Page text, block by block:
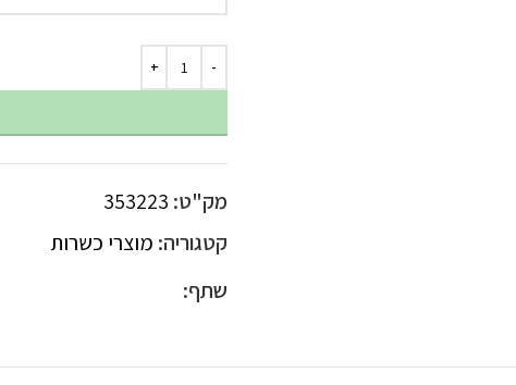
מק"ט: 353223
קטגוריה: מוצרי כשרות
שתף: